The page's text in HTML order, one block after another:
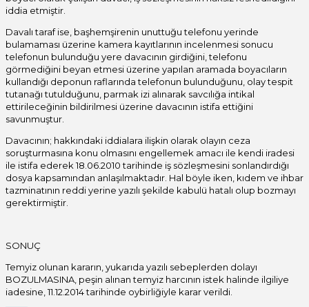
iddia etmiştir.
Davalı taraf ise, başhemşirenin unuttuğu telefonu yerinde
bulamaması üzerine kamera kayıtlarının incelenmesi sonucu
telefonun bulunduğu yere davacının girdiğini, telefonu
görmediğini beyan etmesi üzerine yapılan aramada boyacıların
kullandığı deponun raflarında telefonun bulunduğunu, olay tespit
tutanağı tutulduğunu, parmak izi alınarak savcılığa intikal
ettirileceğinin bildirilmesi üzerine davacının istifa ettiğini
savunmuştur.
Davacının; hakkındaki iddialara ilişkin olarak olayın ceza
soruşturmasına konu olmasını engellemek amacı ile kendi iradesi
ile istifa ederek 18.06.2010 tarihinde iş sözleşmesini sonlandırdığı
dosya kapsamından anlaşılmaktadır. Hal böyle iken, kıdem ve ihbar
tazminatının reddi yerine yazılı şekilde kabulü hatalı olup bozmayı
gerektirmiştir.
SONUÇ
Temyiz olunan kararın, yukarıda yazılı sebeplerden dolayı
BOZULMASINA, peşin alınan temyiz harcının istek halinde ilgiliye
iadesine, 11.12.2014 tarihinde oybirliğiyle karar verildi.